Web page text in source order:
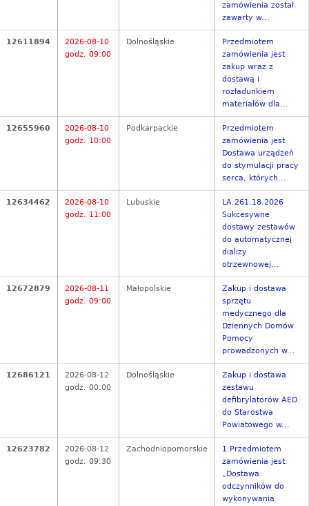
zamówienia został
zawarty w...
12611894
2026-08-10
godz. 09:00
Dolnośląskie
Przedmiotem
zamówienia jest
zakup wraz z
dostawą i
rozładunkiem
materiałów dla...
12655960
2026-08-10
godz. 10:00
Podkarpackie
Przedmiotem
zamówienia jest
Dostawa urządzeń
do stymulacji pracy
serca, których...
12634462
2026-08-10
godz. 11:00
Lubuskie
LA.261.18.2026
Sukcesywne
dostawy zestawów
do automatycznej
dializy
otrzewnowej...
12672879
2026-08-11
godz. 09:00
Małopolskie
Zakup i dostawa
sprzętu
medycznego dla
Dziennych Domów
Pomocy
prowadzonych w...
12686121
2026-08-12
godz. 00:00
Dolnośląskie
Zakup i dostawa
zestawu
defibrylatorów AED
do Starostwa
Powiatowego w...
12623782
2026-08-12
godz. 09:30
Zachodniopomorskie
1.Przedmiotem
zamówienia jest:
„Dostawa
odczynników do
wykonywania